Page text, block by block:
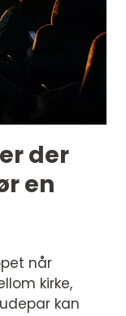
der
en
når
kirke,
kan